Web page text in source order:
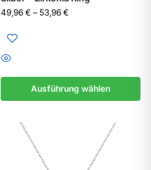
49,96 € – 53,96 €
Ausführung wählen